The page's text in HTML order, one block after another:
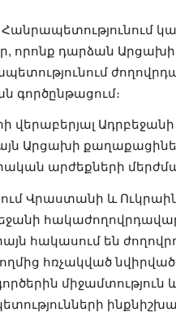
որոնք դարձան
գործընթացում։
վերաբերյալ
Արցախի
արժեքների
Վրաստանի և
հակասում են
հռչակված
միջամտություն